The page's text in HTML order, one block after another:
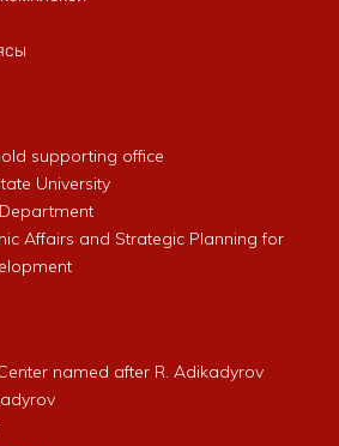
supporting office
University
Affairs and Strategic Planning for
named after R. Adikadyrov